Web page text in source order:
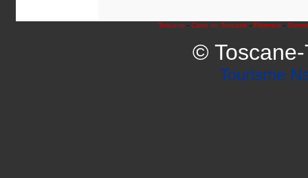
Toscane - Carte de Toscane - Florence -
©
Tourisme